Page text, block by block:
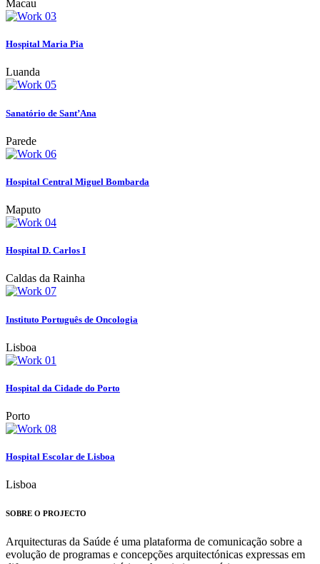
Macau
Hospital Maria Pia
Luanda
Sanatório de Sant’Ana
Parede
Hospital Central Miguel Bombarda
Maputo
Hospital D. Carlos I
Caldas da Rainha
Instituto Português de Oncologia
Lisboa
Hospital da Cidade do Porto
Porto
Hospital Escolar de Lisboa
Lisboa
SOBRE O PROJECTO
Arquitecturas da Saúde é uma plataforma de comunicação sobre a
evolução de programas e concepções arquitectónicas expressas em